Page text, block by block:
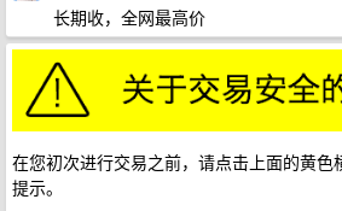
长期收，全网最高价
在您初次进行交易之前，请点击上面的黄色
提示。